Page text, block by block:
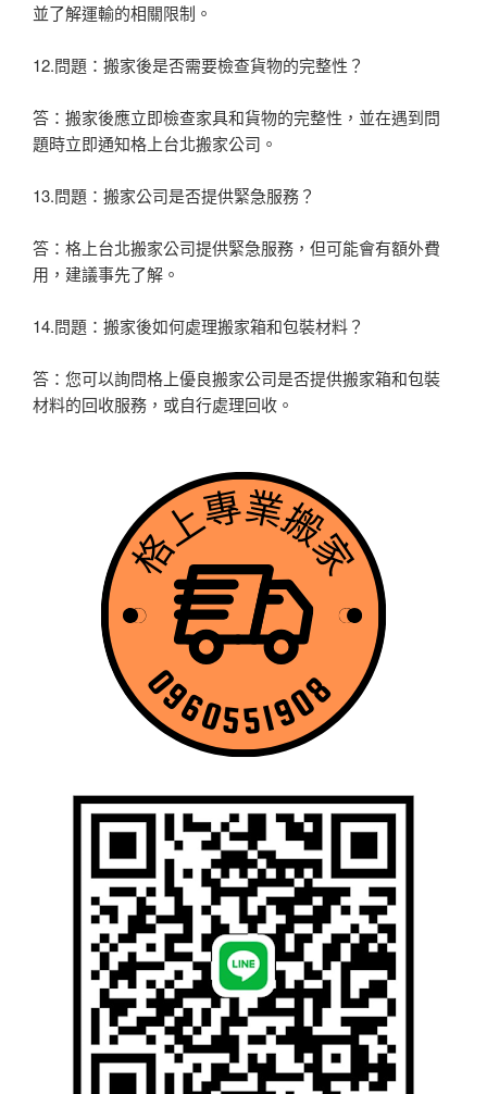
並了解運輸的相關限制。
12.問題：搬家後是否需要檢查貨物的完整性？
答：搬家後應立即檢查家具和貨物的完整性，並在遇到問
題時立即通知格上台北搬家公司。
13.問題：搬家公司是否提供緊急服務？
答：格上台北搬家公司提供緊急服務，但可能會有額外費
用，建議事先了解。
14.問題：搬家後如何處理搬家箱和包裝材料？
答：您可以詢問格上優良搬家公司是否提供搬家箱和包裝
材料的回收服務，或自行處理回收。